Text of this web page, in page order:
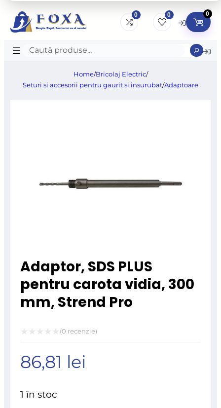
0 0 0
Caută
Home/Bricolaj Electric/
Seturi si accesorii pentru gaurit si insurubat/Adaptoare
Adaptor, SDS PLUS
pentru carota vidia, 300
mm, Strend Pro
la
(0 recenzie)
86,81 lei
1 în stoc